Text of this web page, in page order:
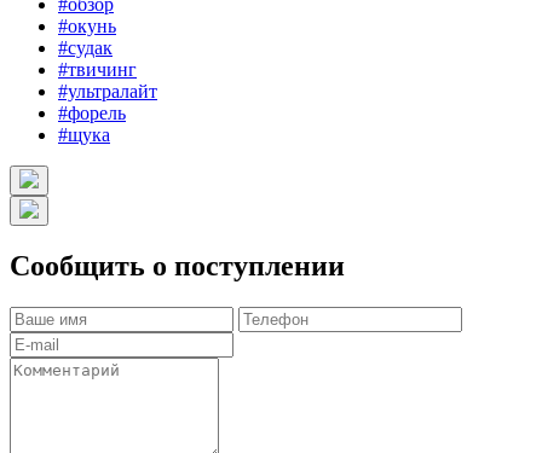
#окунь
#судак
#твичинг
#ультралайт
#форель
#щука
Сообщить о поступлении